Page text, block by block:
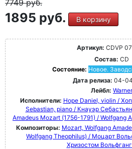
7749руб.
1895 руб. В корзину
Артикул: CDVP
Состав: CD
Состояние: Новое.
Дата релиза: 04-
Лейбл: Warner
Исполнители: Hope Daniel, violin /
Sebastian, piano / Кнауэр
Amadeus Mozart (1756-1791) / Wolfgang
Композиторы: Mozart, Wolfgang
Wolfgang Theophilus) / Моцарт
Хризостом